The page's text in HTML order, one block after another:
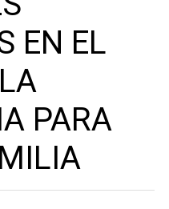
EN EL
PARA